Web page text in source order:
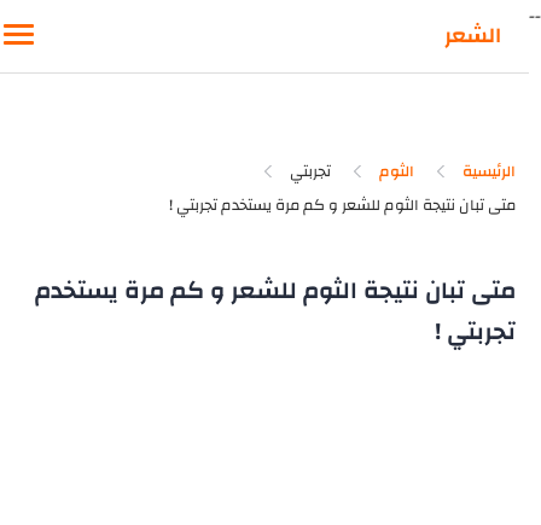
الشعر
الرئيسية الثوم تجربتي
متى تبان نتيجة الثوم للشعر و كم مرة يستخدم
تجربتي !